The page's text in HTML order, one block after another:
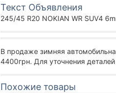
Текст Объявления
245/45 R20 NOKIAN WR SUV4
В продаже зимняя
4400грн. Для уточнения
Похожие товары